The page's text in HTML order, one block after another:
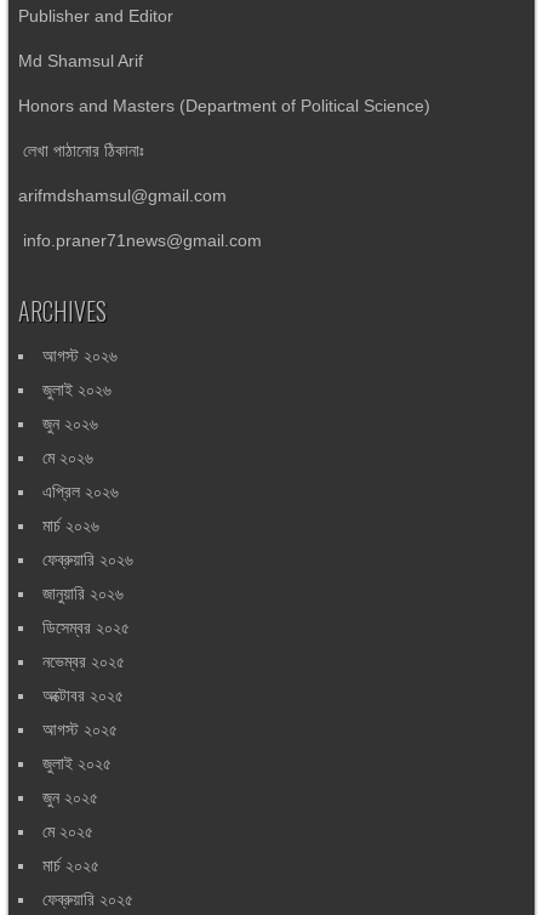
Publisher and Editor
Md Shamsul Arif
Honors and Masters (Department of Political Science)
লেখা পাঠানোর ঠিকানাঃ
arifmdshamsul@gmail.com
info.praner71news@gmail.com
ARCHIVES
আগস্ট ২০২৬
জুলাই ২০২৬
জুন ২০২৬
মে ২০২৬
এপ্রিল ২০২৬
মার্চ ২০২৬
ফেব্রুয়ারি ২০২৬
জানুয়ারি ২০২৬
ডিসেম্বর ২০২৫
নভেম্বর ২০২৫
অক্টোবর ২০২৫
আগস্ট ২০২৫
জুলাই ২০২৫
জুন ২০২৫
মে ২০২৫
মার্চ ২০২৫
ফেব্রুয়ারি ২০২৫